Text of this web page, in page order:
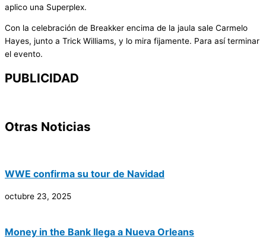
aplico una Superplex.
Con la celebración de Breakker encima de la jaula sale Carmelo
Hayes, junto a Trick Williams, y lo mira fijamente. Para así terminar
el evento.
PUBLICIDAD
Otras Noticias
WWE confirma su tour de Navidad
octubre 23, 2025
Money in the Bank llega a Nueva Orleans